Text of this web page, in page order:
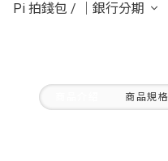
Pi 拍錢包 / ｜銀行分期
商品規格